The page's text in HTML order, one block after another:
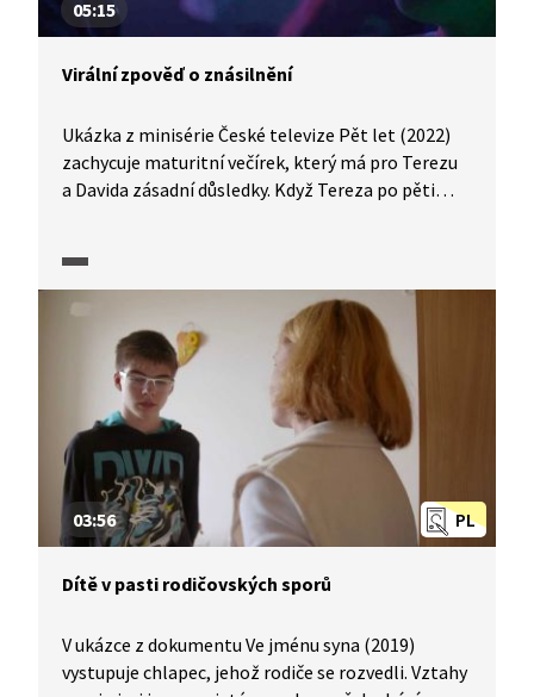
05:15
Virální zpověď o znásilnění
Ukázka z minisérie České televize Pět let (2022)
zachycuje maturitní večírek, který má pro Terezu
a Davida zásadní důsledky. Když Tereza po pěti
v panice. Bojí se reakcí svého okolí a důsledků,
které by odhalení mohlo přinést.
PL
03:56
Dítě v pasti rodičovských sporů
V ukázce z dokumentu Ve jménu syna (2019)
vystupuje chlapec, jehož rodiče se rozvedli. Vztahy